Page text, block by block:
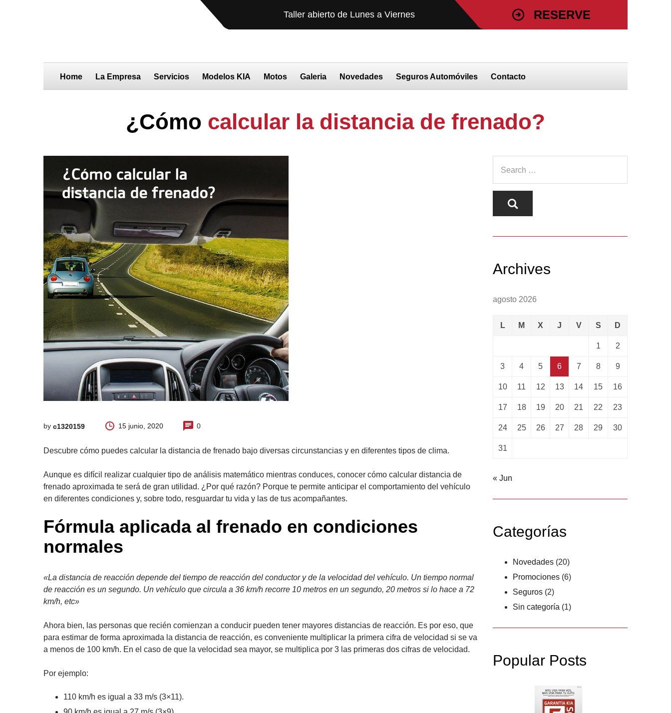
Taller abierto de Lunes a Viernes RESERVE
Home La Empresa Servicios Modelos KIA Motos Galeria Novedades Seguros Automóviles Contacto
¿Cómo calcular la distancia de frenado?
by c1320159 15 junio, 2020 0
Descubre cómo puedes calcular la distancia de frenado bajo diversas circunstancias y en diferentes tipos de clima.
Aunque es difícil realizar cualquier tipo de análisis matemático mientras conduces, conocer cómo calcular distancia de
frenado aproximada te será de gran utilidad. ¿Por qué razón? Porque te permite anticipar el comportamiento del vehículo
en diferentes condiciones y, sobre todo, resguardar tu vida y las de tus acompañantes.
Fórmula aplicada al frenado en condiciones
normales
«La distancia de reacción depende del tiempo de reacción del conductor y de la velocidad del vehículo. Un tiempo normal
de reacción es un segundo. Un vehículo que circula a 36 km/h recorre 10 metros en un segundo, 20 metros si lo hace a 72
km/h, etc»
Ahora bien, las personas que recién comienzan a conducir pueden tener mayores distancias de reacción. Es por eso, que
para estimar de forma aproximada la distancia de reacción, es conveniente multiplicar la primera cifra de velocidad si se va
a menos de 100 km/h. En el caso de que la velocidad sea mayor, se multiplica por 3 las primeras dos cifras de velocidad.
Por ejemplo:
110 km/h es igual a 33 m/s (3×11).
Archives
agosto 2026
L M X J V S D
1 2
3 4 5 6 7 8 9
10 11 12 13 14 15 16
17 18 19 20 21 22 23
24 25 26 27 28 29 30
31
« Jun
Categorías
Novedades (20)
Promociones (6)
Seguros (2)
Sin categoría (1)
Popular Posts